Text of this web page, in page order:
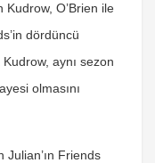
O’Brien ile
dördüncü
aynı sezon
olmasını
Julian’ın Friends